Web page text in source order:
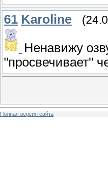
61 Karoline
Ненавижу
"просвечивает"
Полная версия сайта